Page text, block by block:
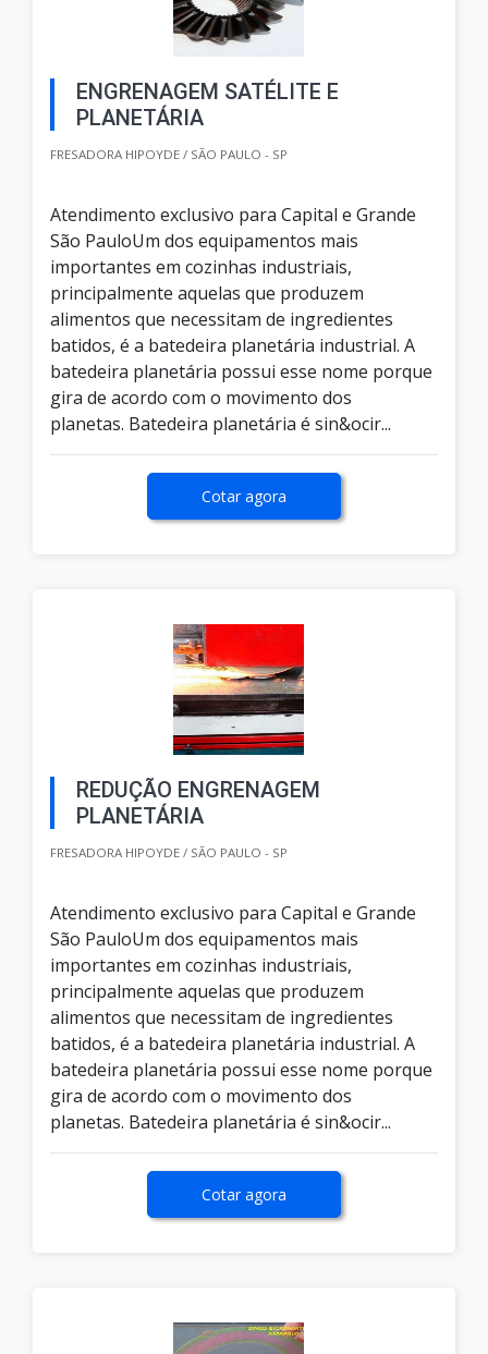
ENGRENAGEM SATÉLITE E
PLANETÁRIA
FRESADORA HIPOYDE / SÃO PAULO - SP
Atendimento exclusivo para Capital e Grande
São PauloUm dos equipamentos mais
importantes em cozinhas industriais,
principalmente aquelas que produzem
alimentos que necessitam de ingredientes
batidos, é a batedeira planetária industrial. A
batedeira planetária possui esse nome porque
gira de acordo com o movimento dos
planetas. Batedeira planetária é sin&ocir...
Cotar agora
REDUÇÃO ENGRENAGEM
PLANETÁRIA
FRESADORA HIPOYDE / SÃO PAULO - SP
Atendimento exclusivo para Capital e Grande
São PauloUm dos equipamentos mais
importantes em cozinhas industriais,
principalmente aquelas que produzem
alimentos que necessitam de ingredientes
batidos, é a batedeira planetária industrial. A
batedeira planetária possui esse nome porque
gira de acordo com o movimento dos
planetas. Batedeira planetária é sin&ocir...
Cotar agora